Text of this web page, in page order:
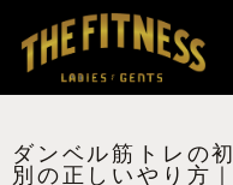
ダンベル筋トレの
別の正しいやり方